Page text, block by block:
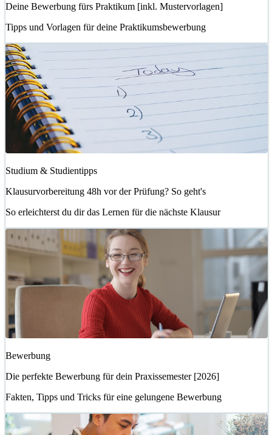
Deine Bewerbung fürs Praktikum [inkl. Mustervorlagen]
Tipps und Vorlagen für deine Praktikumsbewerbung
Studium & Studientipps
Klausurvorbereitung 48h vor der Prüfung? So geht's
So erleichterst du dir das Lernen für die nächste Klausur
Bewerbung
Die perfekte Bewerbung für dein Praxissemester [2026]
Fakten, Tipps und Tricks für eine gelungene Bewerbung